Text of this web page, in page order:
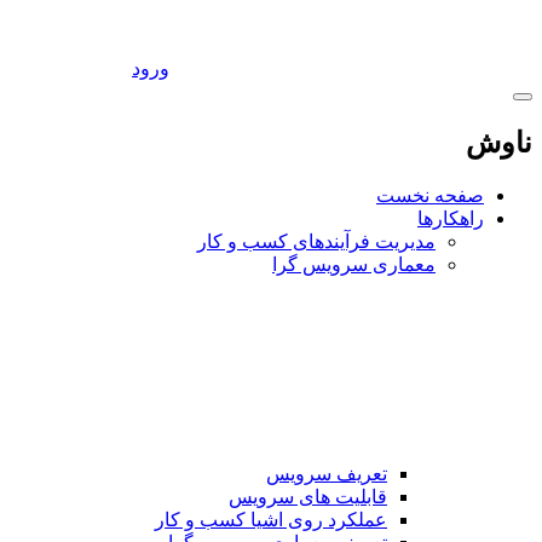
ورود
ناوش
صفحه نخست
راهکارها
مدیریت فرآیندهای کسب و کار
معماری سرویس گرا
تعریف سرویس
قابلیت های سرویس
عملکرد روی اشیا کسب و کار